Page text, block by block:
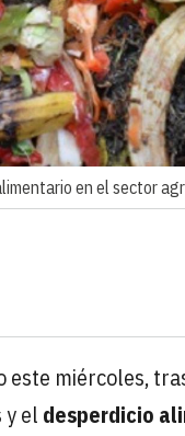
en el sector
este miércoles,
el desperdicio